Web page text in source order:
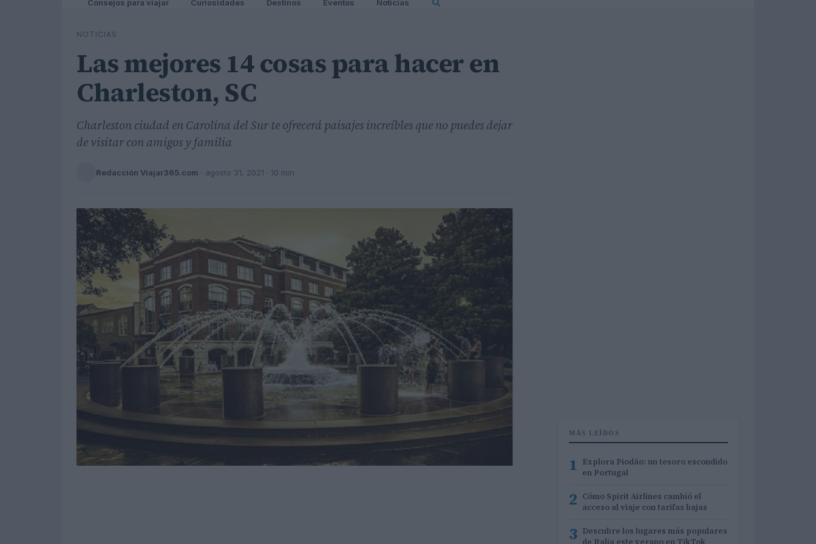
Consejos para viajar Curiosidades Destinos Eventos Noticias
NOTICIAS
Las mejores 14 cosas para hacer en
Charleston, SC
Charleston ciudad en Carolina del Sur te ofrecerá paisajes increíbles que no puedes dejar
de visitar con amigos y familia
Redacción Viajar365.com · agosto 31, 2021 · 10 min
MÁS LEÍDOS
1 Explora Piodão: un tesoro escondido
en Portugal
2 Cómo Spirit Airlines cambió el
acceso al viaje con tarifas bajas
3 Descubre los lugares más populares
de Italia este verano en TikTok